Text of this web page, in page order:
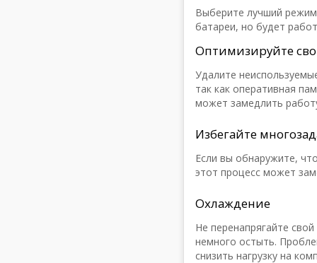
Выберите лучший
батареи, но будет
Оптимизируйте
Удалите
так как оперативная
может замедлить
Избегайте
Если вы обнаружите,
этот процесс может
Охлаждение
Не перенапрягайте
немного остыть.
снизить нагрузку на